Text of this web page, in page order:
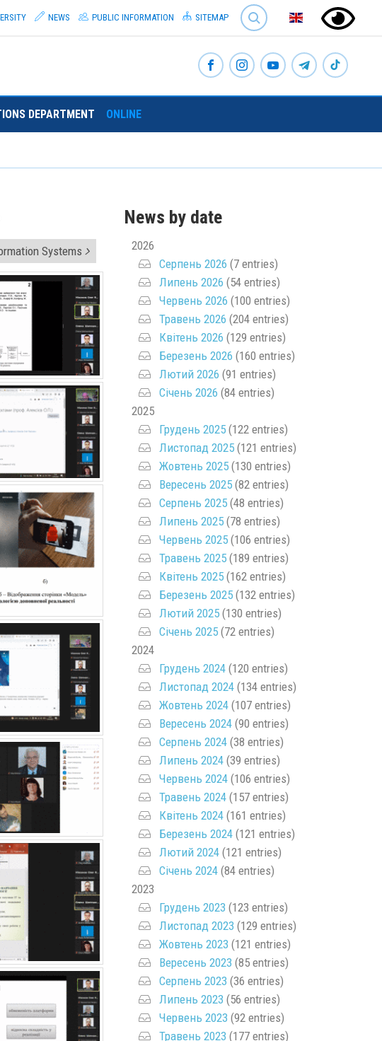
SEARCH
NEWS PUBLIC INFORMATION SITEMAP
DEPARTMENT ONLINE
Systems
News by date
2026
Серпень 2026 (7 entries)
Липень 2026 (54 entries)
Червень 2026 (100 entries)
Травень 2026 (204 entries)
Квітень 2026 (129 entries)
Березень 2026 (160 entries)
Лютий 2026 (91 entries)
Січень 2026 (84 entries)
2025
Грудень 2025(122 entries)
Листопад 2025(121 entries)
Жовтень 2025(130 entries)
Вересень 2025(82 entries)
Серпень 2025(48 entries)
Липень 2025(78 entries)
Червень 2025(106 entries)
Травень 2025(189 entries)
Квітень 2025(162 entries)
Березень 2025(132 entries)
Лютий 2025(130 entries)
Січень 2025(72 entries)
2024
Грудень 2024(120 entries)
Листопад 2024(134 entries)
Жовтень 2024(107 entries)
Вересень 2024(90 entries)
Серпень 2024(38 entries)
Липень 2024(39 entries)
Червень 2024(106 entries)
Травень 2024(157 entries)
Квітень 2024(161 entries)
Березень 2024(121 entries)
Лютий 2024(121 entries)
Січень 2024(84 entries)
2023
Грудень 2023 (123 entries)
Листопад 2023 (129 entries)
Жовтень 2023 (121 entries)
Вересень 2023 (85 entries)
Серпень 2023 (36 entries)
Липень 2023 (56 entries)
Червень 2023 (92 entries)
Травень 2023 (177 entries)